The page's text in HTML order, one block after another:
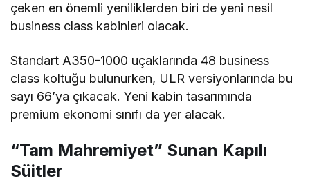
çeken en önemli yeniliklerden biri de yeni nesil
business class kabinleri olacak.
Standart A350-1000 uçaklarında 48 business
class koltuğu bulunurken, ULR versiyonlarında bu
sayı 66’ya çıkacak. Yeni kabin tasarımında
premium ekonomi sınıfı da yer alacak.
“Tam Mahremiyet” Sunan Kapılı
Süitler